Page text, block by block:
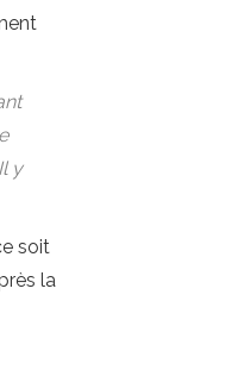
y
soit
la